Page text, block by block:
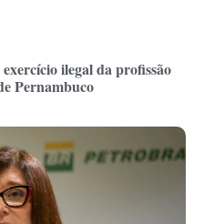
exercício ilegal da profissão
Pernambuco